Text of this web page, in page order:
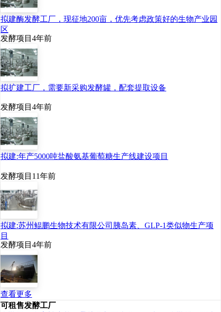
拟建酶发酵工厂，现征地200亩，优先考虑政策好的生物产业园
区
发酵项目 4年前
拟扩建工厂，需要新采购发酵罐，配套提取设备
发酵项目 4年前
拟建:年产5000吨盐酸氨基葡萄糖生产线建设项目
发酵项目 11年前
拟建:苏州鲲鹏生物技术有限公司胰岛素、GLP-1类似物生产项
目
发酵项目 4年前
查看更多
可租售发酵工厂